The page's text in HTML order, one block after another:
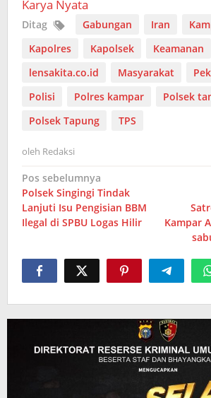
Karya Nyata
Ditag Gabungan Iran
Kapolres
Kapolsek Keamanan
lensakita.co.id
Masyarakat
Polisi
Polres kampar
Polsek
Polsek Tapung
TPS
oleh Redaksi
Navigasi
pos
Pos sebelumnya
Polsek Singingi Tindak
Lanjuti Isu Pengisian BBM
Ilegal di SPBU Logas Hilir
Kampar